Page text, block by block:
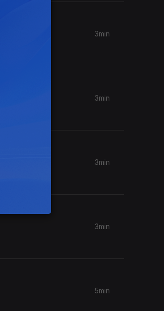
3min
3min
3min
3min
5min